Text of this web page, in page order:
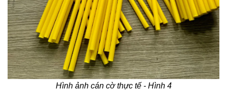
Hình ảnh cán cờ thực tế - Hình 4